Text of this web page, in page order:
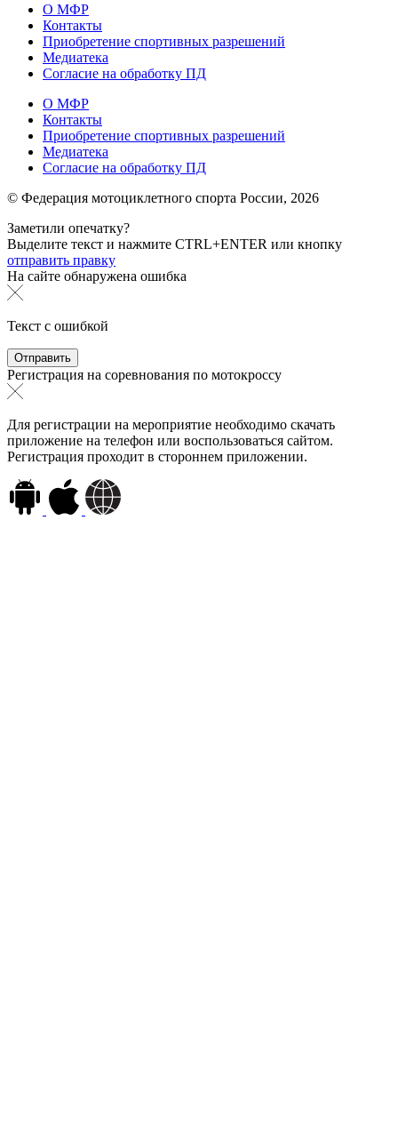
О МФР
Контакты
Приобретение спортивных разрешений
Медиатека
Согласие на обработку ПД
О МФР
Контакты
Приобретение спортивных разрешений
Медиатека
Согласие на обработку ПД
© Федерация мотоциклетного спорта России, 2026
Заметили опечатку?
Выделите текст и нажмите CTRL+ENTER или кнопку
отправить правку
На сайте обнаружена ошибка
Текст с ошибкой
Регистрация на соревнования по мотокроссу
Для регистрации на мероприятие необходимо скачать
приложение на телефон или воспользоваться сайтом.
Регистрация проходит в стороннем приложении.